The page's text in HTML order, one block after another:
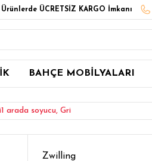
Ürünlerde ÜCRETSİZ KARGO İmkanı
BAHÇE MOBİLYALARI
arada soyucu, Gri
Zwilling